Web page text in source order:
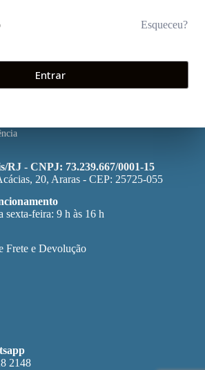
Esqueceu?
Entrar
RJ - CNPJ: 73.239.667/0001-15
20, Araras - CEP: 25725-055
sexta-feira: 9 h às 16 h
Frete e Devolução
2148